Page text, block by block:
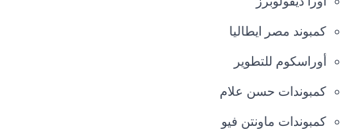
كمبوند مصر ايطاليا
أوراسكوم للتطوير
كمبوندات حسن علام
كمبوندات ماونتن فيو